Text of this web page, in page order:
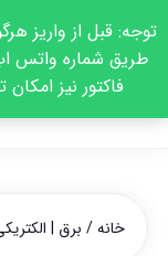
توجه: قبل از واریز
فاکتور نیز
خانه/ برق |